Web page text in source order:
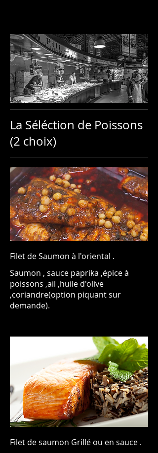
La Séléction de Poissons
(2 choix)
Filet de Saumon à l'oriental .
Saumon , sauce paprika ,épice à
poissons ,ail ,huile d'olive
,coriandre(option piquant sur
Filet de saumon Grillé ou en sauce .